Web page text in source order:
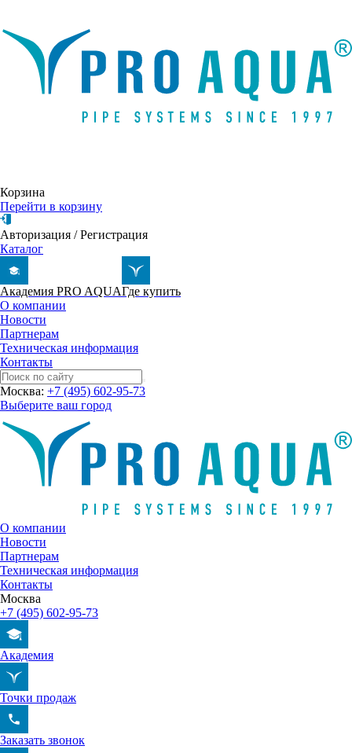
Корзина
Перейти в корзину
Авторизация /Регистрация
Каталог
Академия PRO AQUAГде купить
О компании
Новости
Партнерам
Техническая информация
Контакты
Москва: +7 (495) 602-95-73
Выберите ваш город
О компании
Новости
Партнерам
Техническая информация
Контакты
Москва
+7 (495) 602-95-73
Академия
Точки продаж
Заказать звонок